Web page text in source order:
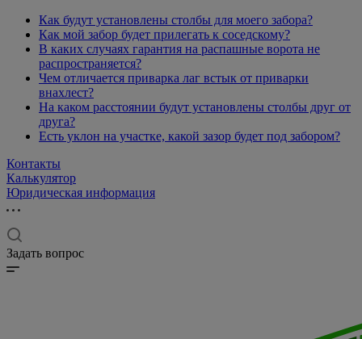
Как будут установлены столбы для моего забора?
Как мой забор будет прилегать к соседскому?
В каких случаях гарантия на распашные ворота не
распространяется?
Чем отличается приварка лаг встык от приварки
внахлест?
На каком расстоянии будут установлены столбы друг от
друга?
Есть уклон на участке, какой зазор будет под забором?
Контакты
Калькулятор
Юридическая информация
Задать вопрос